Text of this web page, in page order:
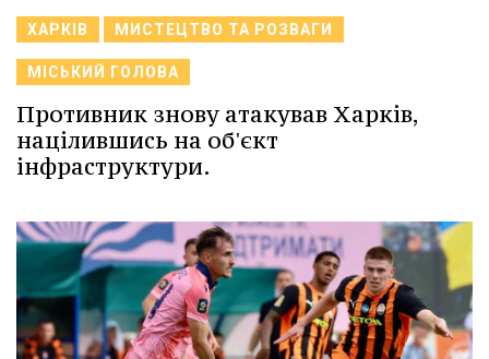
ХАРКІВ МИСТЕЦТВО ТА РОЗВАГИ
МІСЬКИЙ ГОЛОВА
Противник знову атакував Харків,
націлившись на об'єкт
інфраструктури.